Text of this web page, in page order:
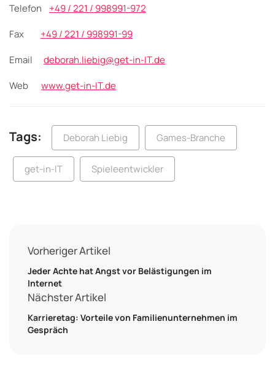
Telefon +49 / 221 / 998991-972
Fax +49 / 221 / 998991-99
Email deborah.liebig@get-in-IT.de
Web www.get-in-IT.de
Tags: Deborah Liebig Games-Branche
get-in-IT Spieleentwickler
Vorheriger Artikel
Jeder Achte hat Angst vor Belästigungen im
Internet
Nächster Artikel
Karrieretag: Vorteile von Familienunternehmen im
Gespräch